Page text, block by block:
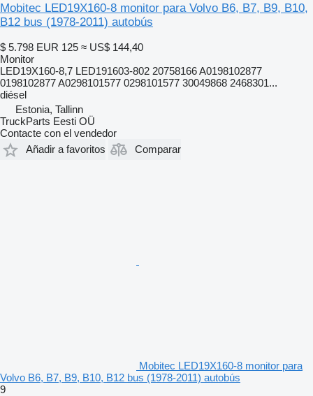
Mobitec LED19X160-8 monitor para Volvo B6, B7, B9, B10,
B12 bus (1978-2011) autobús
$ 5.798 EUR 125 ≈ US$ 144,40
Monitor
LED19X160-8,7 LED191603-802 20758166 A0198102877
0198102877 A0298101577 0298101577 30049868 2468301...
diésel
Estonia, Tallinn
TruckParts Eesti OÜ
Contacte con el vendedor
Añadir a favoritos
Comparar
Mobitec LED19X160-8 monitor para
Volvo B6, B7, B9, B10, B12 bus (1978-2011) autobús
9